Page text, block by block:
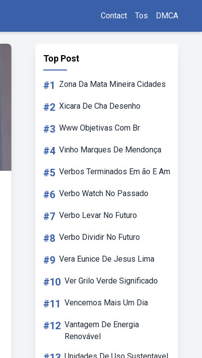
Contact Tos DMCA
Top Post
#1 Zona Da Mata Mineira Cidades
#2 Xicara De Cha Desenho
#3 Www Objetivas Com Br
#4 Vinho Marques De Mendonça
#5 Verbos Terminados Em ão E Am
#6 Verbo Watch No Passado
#7 Verbo Levar No Futuro
#8 Verbo Dividir No Futuro
#9 Vera Eunice De Jesus Lima
#10 Ver Grilo Verde Significado
#11 Vencemos Mais Um Dia
#12 Vantagem De Energia
Renovável